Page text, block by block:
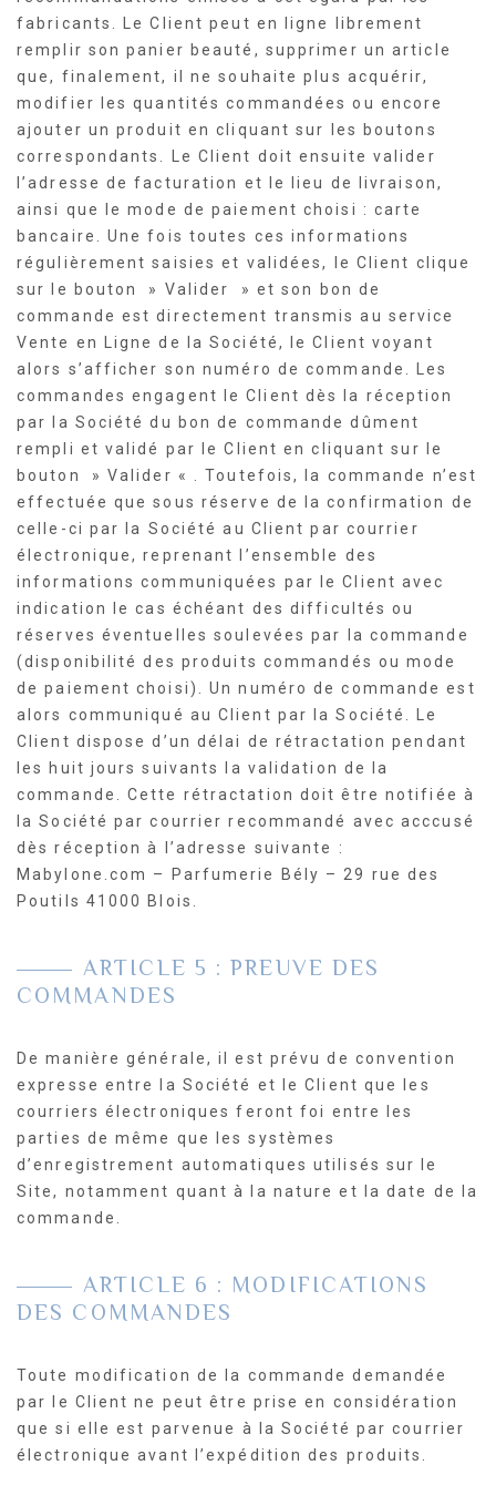
fabricants. Le Client peut en ligne librement
remplir son panier beauté, supprimer un article
que, finalement, il ne souhaite plus acquérir,
modifier les quantités commandées ou encore
ajouter un produit en cliquant sur les boutons
correspondants. Le Client doit ensuite valider
l’adresse de facturation et le lieu de livraison,
ainsi que le mode de paiement choisi : carte
bancaire. Une fois toutes ces informations
régulièrement saisies et validées, le Client clique
sur le bouton » Valider » et son bon de
commande est directement transmis au service
Vente en Ligne de la Société, le Client voyant
alors s’afficher son numéro de commande. Les
commandes engagent le Client dès la réception
par la Société du bon de commande dûment
rempli et validé par le Client en cliquant sur le
bouton » Valider « . Toutefois, la commande n’est
effectuée que sous réserve de la confirmation de
celle-ci par la Société au Client par courrier
électronique, reprenant l’ensemble des
informations communiquées par le Client avec
indication le cas échéant des difficultés ou
réserves éventuelles soulevées par la commande
(disponibilité des produits commandés ou mode
de paiement choisi). Un numéro de commande est
alors communiqué au Client par la Société. Le
Client dispose d’un délai de rétractation pendant
les huit jours suivants la validation de la
commande. Cette rétractation doit être notifiée à
la Société par courrier recommandé avec acccusé
dès réception à l’adresse suivante :
Mabylone.com – Parfumerie Bély – 29 rue des
Poutils 41000 Blois.
ARTICLE 5 : PREUVE DES
COMMANDES
De manière générale, il est prévu de convention
expresse entre la Société et le Client que les
courriers électroniques feront foi entre les
parties de même que les systèmes
d’enregistrement automatiques utilisés sur le
Site, notamment quant à la nature et la date de la
commande.
ARTICLE 6 : MODIFICATIONS
DES COMMANDES
Toute modification de la commande demandée
par le Client ne peut être prise en considération
que si elle est parvenue à la Société par courrier
électronique avant l’expédition des produits.